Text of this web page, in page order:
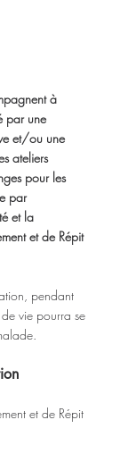
à
par une
et/ou une
ateliers
pour les
par
et la
et de Répit
pendant
vie pourra se
et de Répit